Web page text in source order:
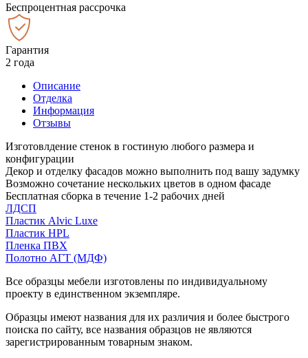
Беспроцентная рассрочка
Гарантия
2 года
Описание
Отделка
Информация
Отзывы
Изготовлдение стенок в гостиную любого размера и
конфигурации
Декор и отделку фасадов можно выполнить под вашу задумку
Возможно сочетание нескольких цветов в одном фасаде
Бесплатная сборка в течение 1-2 рабочих дней
ЛДСП
Пластик Alvic Luxe
Пластик HPL
Пленка ПВХ
Полотно АГТ (МДФ)
Все образцы мебели изготовлены по индивидуальному
проекту в единственном экземпляре.
Образцы имеют названия для их различия и более быстрого
поиска по сайту, все названия образцов не являются
зарегистрированным товарным знаком.